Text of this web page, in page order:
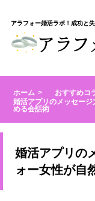
アラフォー婚活ラボ！成功と
ホーム おすすめコ
婚活アプリのメッセー
める会話術
婚活アプリの
ォー女性が自